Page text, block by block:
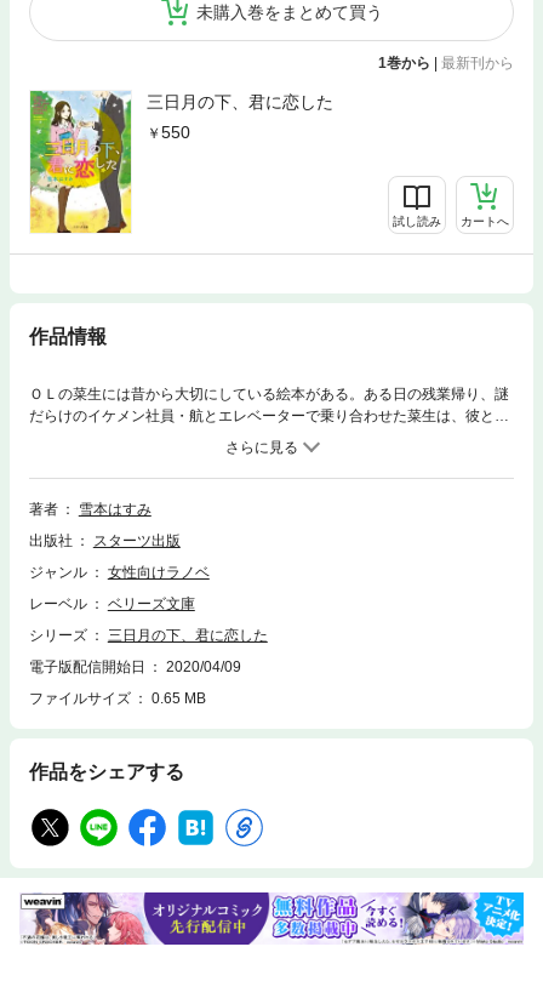
未購入巻をまとめて買う
1巻から | 最新刊から
三日月の下、君に恋した
550
試し読み カートへ
作品情報
ＯＬの菜生には昔から大切にしている絵本がある。ある日の残業帰り、謎
だらけのイケメン社員・航とエレベーターで乗り合わせた菜生は、彼と絵
本の話で盛り上がり、その日のうちに一夜をともにしてしまう。初めての
経験と気持ちに戸惑う菜生とは違い、会社で顔を合わせた航の態度はかな
りそっけない。実は航には隠したい過去があり、それはあの絵本と、そし
て菜生とも関係のあることで…。
著者
雪本はすみ
出版社
スターツ出版
ジャンル
女性向けラノベ
レーベル
ベリーズ文庫
シリーズ
三日月の下、君に恋した
電子版配信開始日
2020/04/09
ファイルサイズ
0.65 MB
作品をシェアする